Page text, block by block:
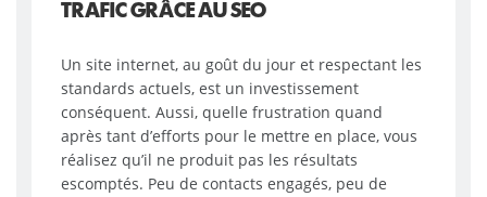
TRAFIC GRÂCE AU SEO
Un site internet, au goût du jour et respectant les
standards actuels, est un investissement
conséquent. Aussi, quelle frustration quand
après tant d’efforts pour le mettre en place, vous
réalisez qu’il ne produit pas les résultats
escomptés. Peu de contacts engagés, peu de